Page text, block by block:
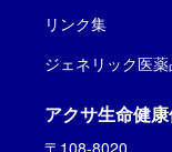
リンク集
ジェネリック医
アクサ生命健
〒108-8020